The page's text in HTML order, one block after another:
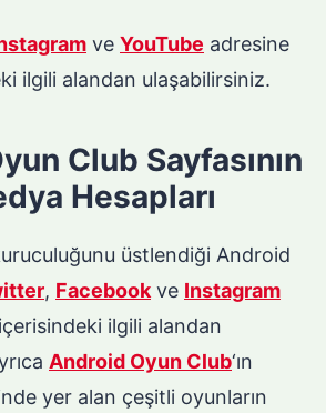
ve YouTube adresine
ilgili alandan ulaşabilirsiniz.
Club Sayfasının
Hesapları
üstlendiği Android
, Facebook ve Instagram
ilgili alandan
Android Oyun Club‘ın
yer alan çeşitli oyunların